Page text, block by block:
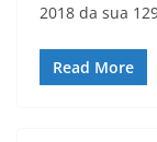
2018 da sua
Read More